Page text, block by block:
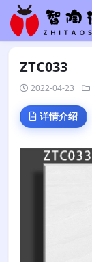
ZTC033
2022-04-23
详情介绍